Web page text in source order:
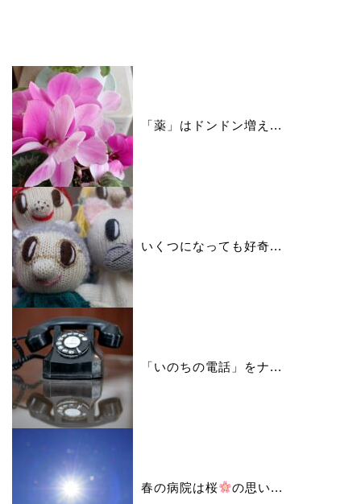
「薬」はドンドン増え...
いくつになっても好奇...
「いのちの電話」をナ...
春の病院は桜 の思い...